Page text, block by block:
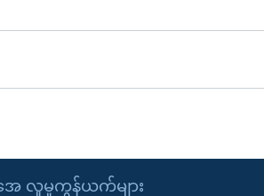
ေ လူမှုကွန်ယက်များ